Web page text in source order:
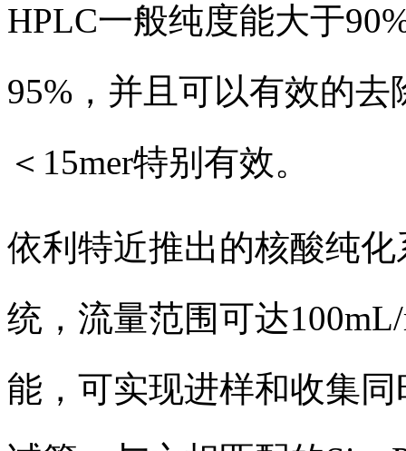
HPLC一般纯度能大于
95%，并且可以有效的
＜15mer特别有效。
依利特近推出的核酸纯
统，流量范围可达
能，可实现进样和收集